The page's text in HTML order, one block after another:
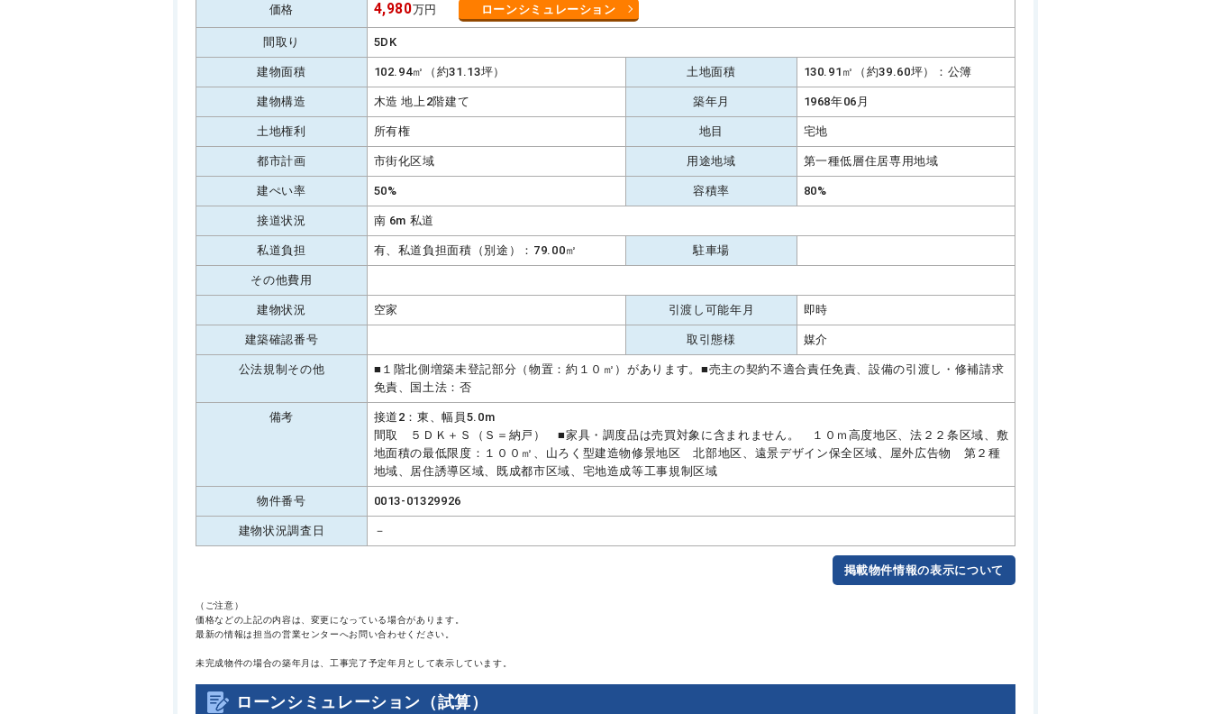
価格 4,980万円 ローンシミュレーション
間取り 5DK
建物面積 102.94㎡（約31.13坪） 土地面積 130.91㎡（約39.60坪）：公簿
建物構造 木造 地上2階建て 築年月 1968年06月
土地権利 所有権 地目 宅地
都市計画 市街化区域 用途地域 第一種低層住居専用地域
建ぺい率 50% 容積率 80%
接道状況 南 6m 私道
私道負担 有、私道負担面積（別途）：79.00㎡ 駐車場
その他費用
建物状況 空家 引渡し可能年月 即時
建築確認番号 取引態様 媒介
公法規制その他
■１階北側増築未登記部分（物置：約１０㎡）があります。■売主の契約不適合責任免責、設備の引渡し・修補請求
免責、国土法：否
備考
接道2：東、幅員5.0m
間取 ５ＤＫ＋Ｓ（Ｓ＝納戸） ■家具・調度品は売買対象に含まれません。 １０ｍ高度地区、法２２条区域、敷
地面積の最低限度：１００㎡、山ろく型建造物修景地区 北部地区、遠景デザイン保全区域、屋外広告物 第２種
地域、居住誘導区域、既成都市区域、宅地造成等工事規制区域
物件番号 0013-01329926
建物状況調査日 －
掲載物件情報の表示について
（ご注意）
価格などの上記の内容は、変更になっている場合があります。
最新の情報は担当の営業センターへお問い合わせください。
未完成物件の場合の築年月は、工事完了予定年月として表示しています。
ローンシミュレーション（試算）